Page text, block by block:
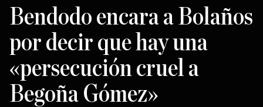
Bendodo encara a Bolaños
por decir que hay una
«persecución cruel a
Begoña Gómez»